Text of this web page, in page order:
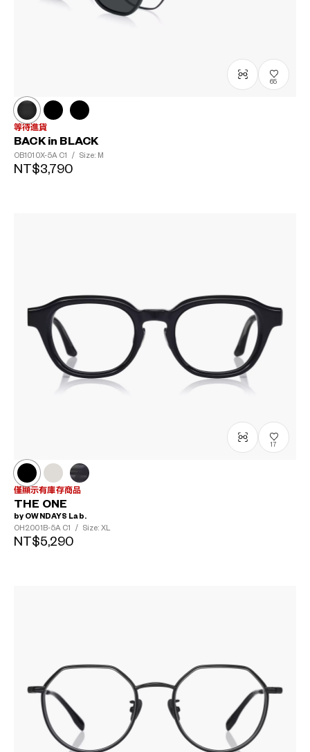
65
等待進貨
BACK in BLACK
OB1010X-5A C1 / Size: M
NT$3,790
17
僅顯示有庫存商品
THE ONE
by OWNDAYS Lab.
OH2001B-5A C1 / Size: XL
NT$5,290